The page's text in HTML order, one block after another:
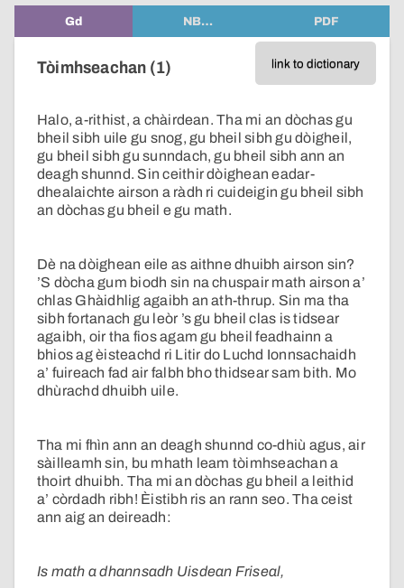
Gd NB… PDF
link to dictionary
Tòimhseachan (1)
Halo, a-rithist, a chàirdean. Tha mi an dòchas gu
bheil sibh uile gu snog, gu bheil sibh gu dòigheil,
gu bheil sibh gu sunndach, gu bheil sibh ann an
deagh shunnd. Sin ceithir dòighean eadar-
dhealaichte airson a ràdh ri cuideigin gu bheil sibh
an dòchas gu bheil e gu math.
Dè na dòighean eile as aithne dhuibh airson sin?
’S dòcha gum biodh sin na chuspair math airson a’
chlas Ghàidhlig agaibh an ath-thrup. Sin ma tha
sibh fortanach gu leòr ’s gu bheil clas is tidsear
agaibh, oir tha fios agam gu bheil feadhainn a
bhios ag èisteachd ri Litir do Luchd Ionnsachaidh
a’ fuireach fad air falbh bho thidsear sam bith. Mo
dhùrachd dhuibh uile.
Tha mi fhìn ann an deagh shunnd co-dhiù agus, air
sàilleamh sin, bu mhath leam tòimhseachan a
thoirt dhuibh. Tha mi an dòchas gu bheil a leithid
a’ còrdadh ribh! Èistibh ris an rann seo. Tha ceist
ann aig an deireadh:
Is math a dhannsadh Uisdean Friseal,